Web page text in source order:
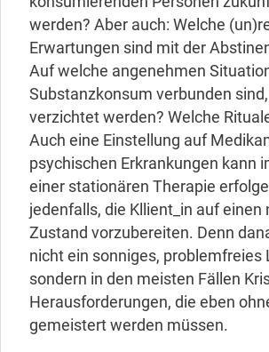
werden? Aber auch: Welche
Erwartungen sind mit der
Auf welche angenehmen
Substanzkonsum verbunden
verzichtet werden? Welche
Auch eine Einstellung auf
psychischen Erkrankungen kann
einer stationären Therapie
jedenfalls, die Kllient_in auf einen
Zustand vorzubereiten. Denn
nicht ein sonniges, problemfreies
sondern in den meisten Fällen
Herausforderungen, die eben
gemeistert werden müssen.